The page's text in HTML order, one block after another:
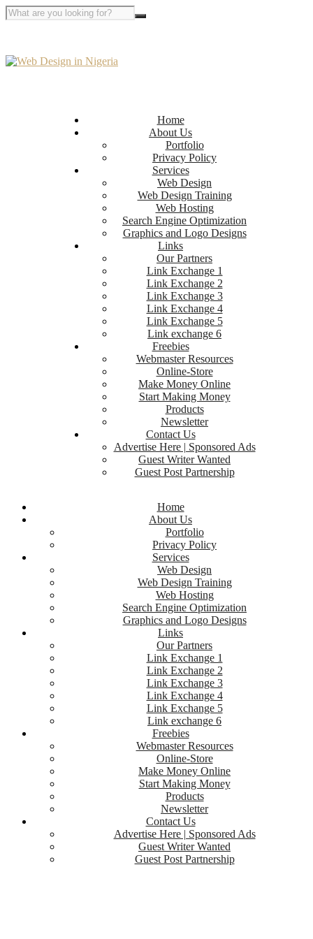
Home
About Us
Portfolio
Privacy Policy
Services
Web Design
Web Design Training
Web Hosting
Search Engine Optimization
Graphics and Logo Designs
Links
Our Partners
Link Exchange 1
Link Exchange 2
Link Exchange 3
Link Exchange 4
Link Exchange 5
Link exchange 6
Freebies
Webmaster Resources
Online-Store
Make Money Online
Start Making Money
Products
Newsletter
Contact Us
Advertise Here | Sponsored Ads
Guest Writer Wanted
Guest Post Partnership
Home
About Us
Portfolio
Privacy Policy
Services
Web Design
Web Design Training
Web Hosting
Search Engine Optimization
Graphics and Logo Designs
Links
Our Partners
Link Exchange 1
Link Exchange 2
Link Exchange 3
Link Exchange 4
Link Exchange 5
Link exchange 6
Freebies
Webmaster Resources
Online-Store
Make Money Online
Start Making Money
Products
Newsletter
Contact Us
Advertise Here | Sponsored Ads
Guest Writer Wanted
Guest Post Partnership